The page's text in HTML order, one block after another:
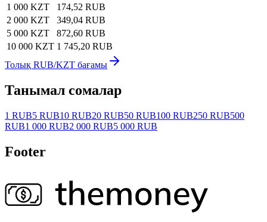
1 000 KZT
174,52 RUB
2 000 KZT
349,04 RUB
5 000 KZT
872,60 RUB
10 000 KZT 1 745,20 RUB
Толық RUB/KZT бағамы
Танымал сомалар
1 RUB5 RUB10 RUB20 RUB50 RUB100 RUB250 RUB500
RUB1 000 RUB2 000 RUB5 000 RUB
Footer